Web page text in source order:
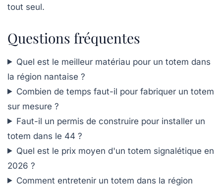
tout seul.
Questions fréquentes
Quel est le meilleur matériau pour un totem dans
la région nantaise ?
Combien de temps faut-il pour fabriquer un totem
sur mesure ?
Faut-il un permis de construire pour installer un
totem dans le 44 ?
Quel est le prix moyen d'un totem signalétique en
2026 ?
Comment entretenir un totem dans la région